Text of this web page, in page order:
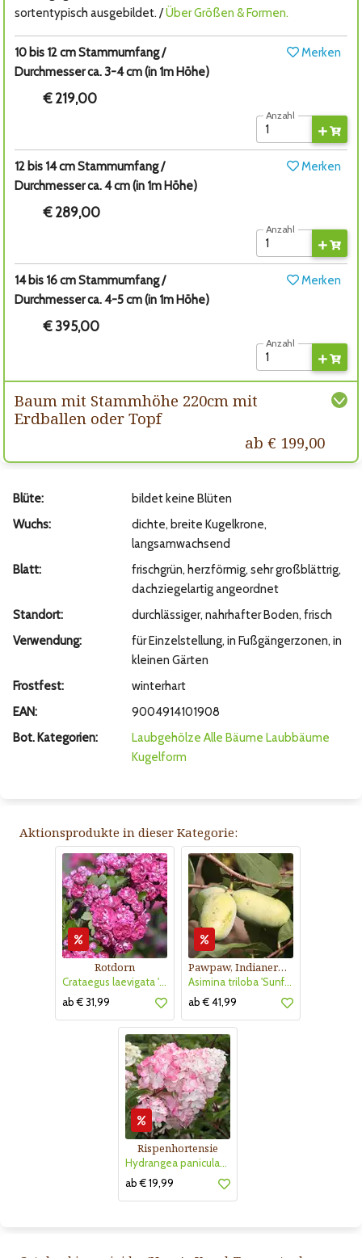
sortentypisch ausgebildet. /Über Größen & Formen.
10 bis 12 cm Stammumfang /
Durchmesser ca. 3-4 cm (in 1m Höhe)
Merken
€ 219,00
Anzahl
12 bis 14 cm Stammumfang /
Durchmesser ca. 4 cm (in 1m Höhe)
Merken
€ 289,00
Anzahl
14 bis 16 cm Stammumfang /
Durchmesser ca. 4-5 cm (in 1m Höhe)
Merken
€ 395,00
Anzahl
Baum mit Stammhöhe 220cm mit
Erdballen oder Topf
ab € 199,00
Blüte:
bildet keine Blüten
Wuchs:
dichte, breite Kugelkrone,
langsamwachsend
Blatt:
frischgrün, herzförmig, sehr großblättrig,
dachziegelartig angeordnet
Standort:
durchlässiger, nahrhafter Boden, frisch
Verwendung:
für Einzelstellung, in Fußgängerzonen, in
kleinen Gärten
Frostfest:
winterhart
EAN:
9004914101908
Bot. Kategorien:
Laubgehölze Alle Bäume Laubbäume
Kugelform
Aktionsprodukte in dieser Kategorie:
Rotdorn
Crataegus laevigata 'Pauls Scarlet'
ab € 31,99
Pawpaw, Indianerbanane
Asimina triloba 'Sunflower'
ab € 41,99
Rispenhortensie
Hydrangea paniculata 'Vanille Fraise'
ab € 19,99